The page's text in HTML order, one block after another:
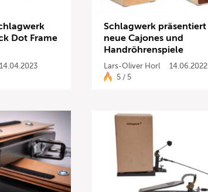
Dot Frame
14.04.2023
Schlagwerk präsentiert
neue Cajones und
Handröhrenspiele
Lars-Oliver Horl
14.06.2022
5 / 5